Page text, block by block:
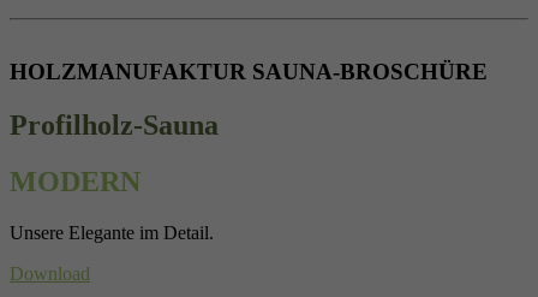
HOLZMANUFAKTUR SAUNA-BROSCHÜRE
Profilholz-Sauna
MODERN
Unsere Elegante im Detail.
Download